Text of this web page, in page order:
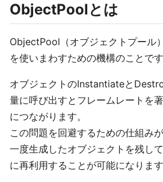
ObjectPoolとは
ObjectPool（オブジェクトプール
を使いまわすための機構のことです
オブジェクトのInstantiateと
量に呼び出すとフレームレートを
につながります。
この問題を回避するための仕組み
一度生成したオブジェクトを残し
に再利用することが可能になります